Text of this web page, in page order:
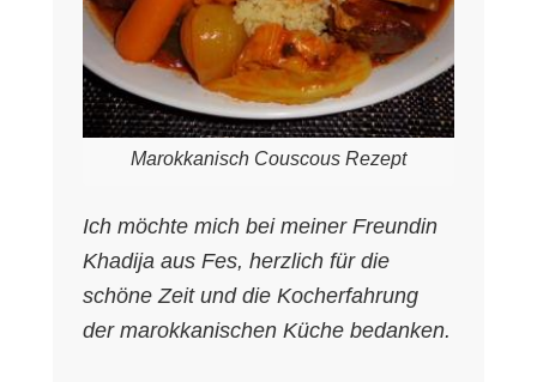
Marokkanisch Couscous Rezept
Ich möchte mich bei meiner Freundin
Khadija aus Fes, herzlich für die
schöne Zeit und die Kocherfahrung
der marokkanischen Küche bedanken.